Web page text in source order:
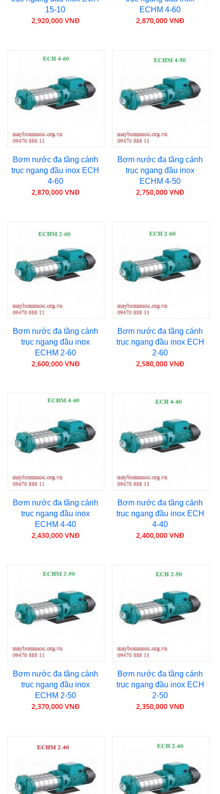
15-10
2,920,000 VNĐ
ECHM 4-60
2,870,000 VNĐ
Bơm nước đa tầng cánh
trục ngang đầu inox ECH
4-60
2,870,000 VNĐ
Bơm nước đa tầng cánh
trục ngang đầu inox
ECHM 4-50
2,750,000 VNĐ
Bơm nước đa tầng cánh
trục ngang đầu inox
ECHM 2-60
2,600,000 VNĐ
Bơm nước đa tầng cánh
trục ngang đầu inox ECH
2-60
2,580,000 VNĐ
Bơm nước đa tầng cánh
trục ngang đầu inox
ECHM 4-40
2,430,000 VNĐ
Bơm nước đa tầng cánh
trục ngang đầu inox ECH
4-40
2,400,000 VNĐ
Bơm nước đa tầng cánh
trục ngang đầu inox
ECHM 2-50
2,370,000 VNĐ
Bơm nước đa tầng cánh
trục ngang đầu inox ECH
2-50
2,350,000 VNĐ